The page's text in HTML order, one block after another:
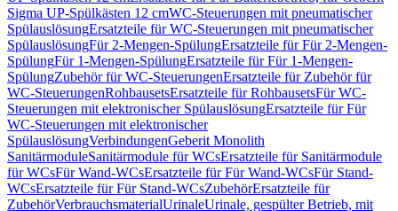
Sigma UP-Spülkästen 12 cmWC-Steuerungen mit pneumatischer
SpülauslösungErsatzteile für WC-Steuerungen mit pneumatischer
SpülauslösungFür 2-Mengen-SpülungErsatzteile für Für 2-Mengen-
SpülungFür 1-Mengen-SpülungErsatzteile für Für 1-Mengen-
SpülungZubehör für WC-SteuerungenErsatzteile für Zubehör für
WC-SteuerungenRohbausetsErsatzteile für RohbausetsFür WC-
Steuerungen mit elektronischer SpülauslösungErsatzteile für Für
WC-Steuerungen mit elektronischer
SpülauslösungVerbindungenGeberit Monolith
SanitärmoduleSanitärmodule für WCsErsatzteile für Sanitärmodule
für WCsFür Wand-WCsErsatzteile für Für Wand-WCsFür Stand-
WCsErsatzteile für Für Stand-WCsZubehörErsatzteile für
ZubehörVerbrauchsmaterialUrinaleUrinale, gespülter Betrieb, mit